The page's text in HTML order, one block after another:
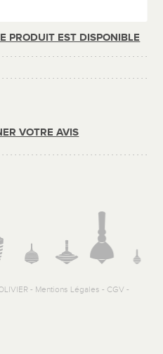
PRODUIT EST DISPONIBLE
VOTRE AVIS
- Mentions Légales - CGV -